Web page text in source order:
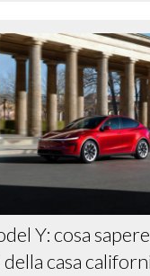
Y: cosa
casa